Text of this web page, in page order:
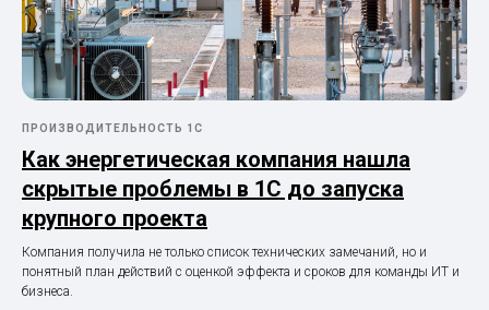
ПРОИЗВОДИТЕЛЬНОСТЬ 1С
Как энергетическая компания нашла
скрытые проблемы в 1С до запуска
крупного проекта
Компания получила не только список технических замечаний, но и
понятный план действий с оценкой эффекта и сроков для команды ИТ и
бизнеса.